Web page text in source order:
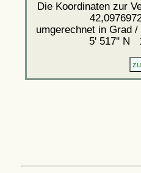
Die Koordinaten zur
umgerechnet in Grad
5' 517'' N